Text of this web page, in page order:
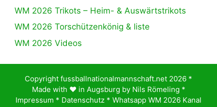
WM 2026 Trikots – Heim- & Auswärtstrikots
WM 2026 Torschützenkönig & liste
WM 2026 Videos
Copyright fussballnationalmannschaft.net 2026 *
Made with ♥️ in Augsburg by Nils Römeling *
Impressum * Datenschutz * Whatsapp WM 2026 Kanal